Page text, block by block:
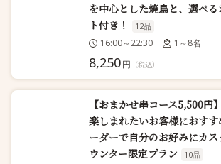
を中心とした焼鳥と、選べ
ト付き！
12品
16:00～22:30 1～8名
8,250円 （税込）
【おまかせ串コース5,500円
楽しまれたいお客様におす
ーダーで自分のお好みにカ
ウンター限定プラン
10品